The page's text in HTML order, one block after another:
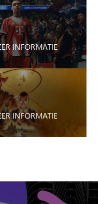
INFORMATIE
INFORMATIE